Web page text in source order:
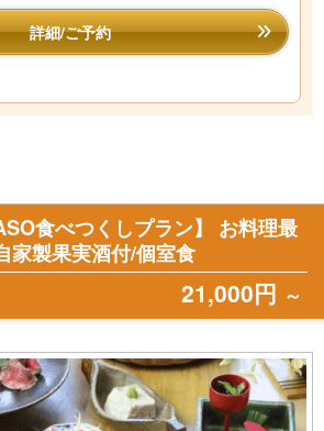
詳細/ご予約
食べつくしプラン】 お料理最
家製果実酒付/個室食
21,000円 ～